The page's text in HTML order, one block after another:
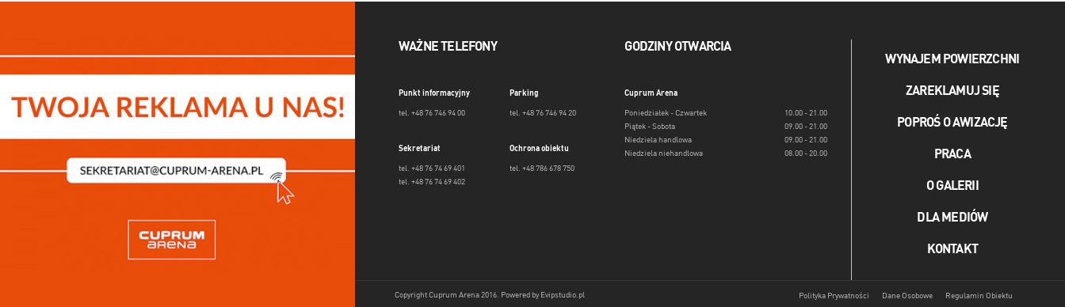
WAŻNE TELEFONY
Punkt informacyjny
tel. +48 76 746 94 00
Parking
tel. +48 76 746 94 20
Sekretariat
tel. +48 76 74 69 401
tel. +48 76 74 69 402
Ochrona obiektu
tel. +48 786 678 750
GODZINY OTWARCIA
Cuprum Arena
Poniedziałek - Czwartek
10.00 - 21.00
Piątek - Sobota
09.00 - 21.00
Niedziela handlowa
09.00 - 21.00
Niedziela niehandlowa
08.00 - 20.00
WYNAJEM POWIERZCHNI
ZAREKLAMUJ SIĘ
POPROŚ O AWIZACJĘ
PRACA
O GALERII
DLA MEDIÓW
KONTAKT
Copyright Cuprum Arena 2016. Powered by Evipstudio.pl Polityka Prywatności Dane Osobowe Regulamin Obiektu